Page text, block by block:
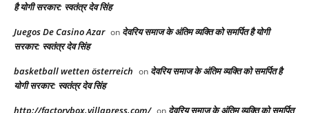
है योगी सरकार: स्वतंत्र देव सिंह
Juegos De Casino Azar on देवरिय समाज के अंतिम व्यक्ति को समर्पित है योगी
सरकार: स्वतंत्र देव सिंह
basketball wetten österreich on देवरिय समाज के अंतिम व्यक्ति को समर्पित है
योगी सरकार: स्वतंत्र देव सिंह
http://factorybox.villapress.com/
देवरिय समाज के अंतिम व्यक्ति को समर्पित